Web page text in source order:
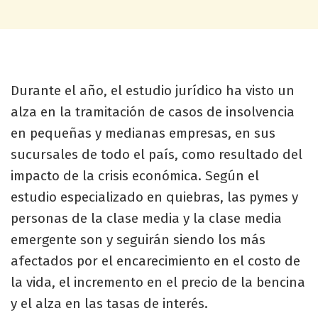
Durante el año, el estudio jurídico ha visto un
alza en la tramitación de casos de insolvencia
en pequeñas y medianas empresas, en sus
sucursales de todo el país, como resultado del
impacto de la crisis económica. Según el
estudio especializado en quiebras, las pymes y
personas de la clase media y la clase media
emergente son y seguirán siendo los más
afectados por el encarecimiento en el costo de
la vida, el incremento en el precio de la bencina
y el alza en las tasas de interés.